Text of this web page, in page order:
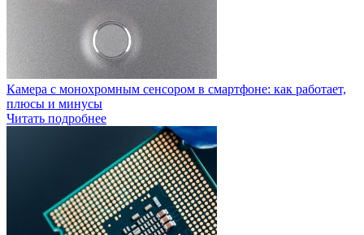
Камера с монохромным сенсором в смартфоне: как работает,
плюсы и минусы
Читать подробнее